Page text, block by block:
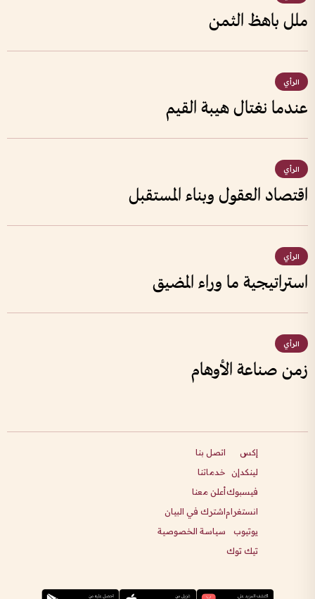
ملل باهظ الثمن
الرأي
عندما نغتال هيبة القيم
الرأي
اقتصاد العقول وبناء المستقبل
الرأي
استراتيجية ما وراء المضيق
الرأي
زمن صناعة الأوهام
إكس
لينكدإن
فيسبوك
انستغرام
يوتيوب
تيك توك
اتصل بنا
خدماتنا
أعلن معنا
اشترك في البيان
سياسة الخصوصية